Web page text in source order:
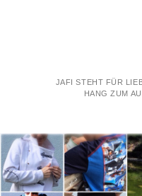
JAFI STEHT FÜR
HANG ZUM